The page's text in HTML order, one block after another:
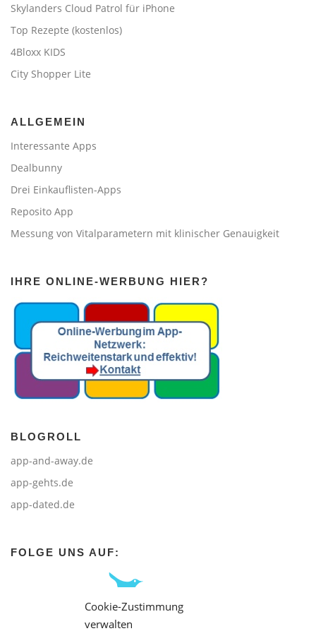
Cookie-Zustimmung
verwalten
Skylanders Cloud Patrol für iPhone
Top Rezepte (kostenlos)
4Bloxx KIDS
City Shopper Lite
ALLGEMEIN
Interessante Apps
Dealbunny
Drei Einkauflisten-Apps
Reposito App
Messung von Vitalparametern mit klinischer Genauigkeit
IHRE ONLINE-WERBUNG HIER?
BLOGROLL
app-and-away.de
app-gehts.de
app-dated.de
FOLGE UNS AUF: